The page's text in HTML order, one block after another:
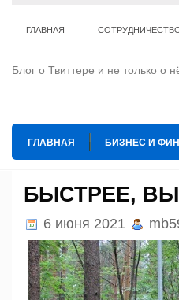
ГЛАВНАЯ
Блог о Твиттере и не только о
ГЛАВНАЯ БИЗНЕС И
БЫСТРЕЕ,
6 июня 2021